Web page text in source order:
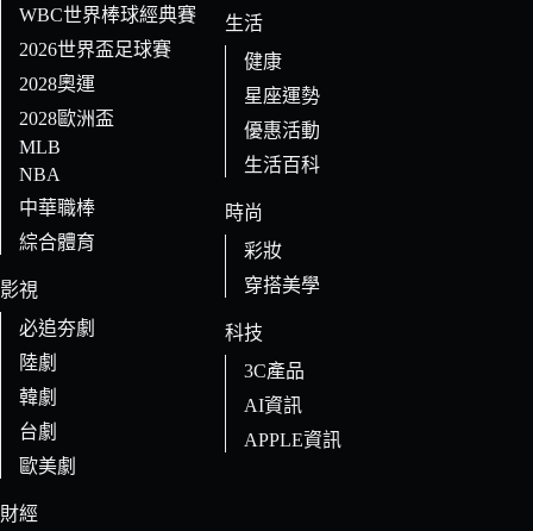
WBC世界棒球經典賽
2026世界盃足球賽
2028奧運
2028歐洲盃
MLB
NBA
中華職棒
綜合體育
影視
必追夯劇
陸劇
韓劇
台劇
歐美劇
財經
生活
健康
星座運勢
優惠活動
生活百科
時尚
彩妝
穿搭美學
科技
3C產品
AI資訊
APPLE資訊